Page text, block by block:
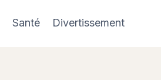
Santé Divertissement